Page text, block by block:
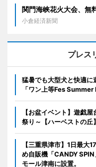
関門海峡花火大会、無
小倉経済新聞
プレス
猛暑でも大型犬と快適に
「ワン上等Fes
【お盆イベント】遊戯
祭り～【ハーベストの丘】
【三重県津市】1日最大
め自販機「CANDY
モール津南に設置。